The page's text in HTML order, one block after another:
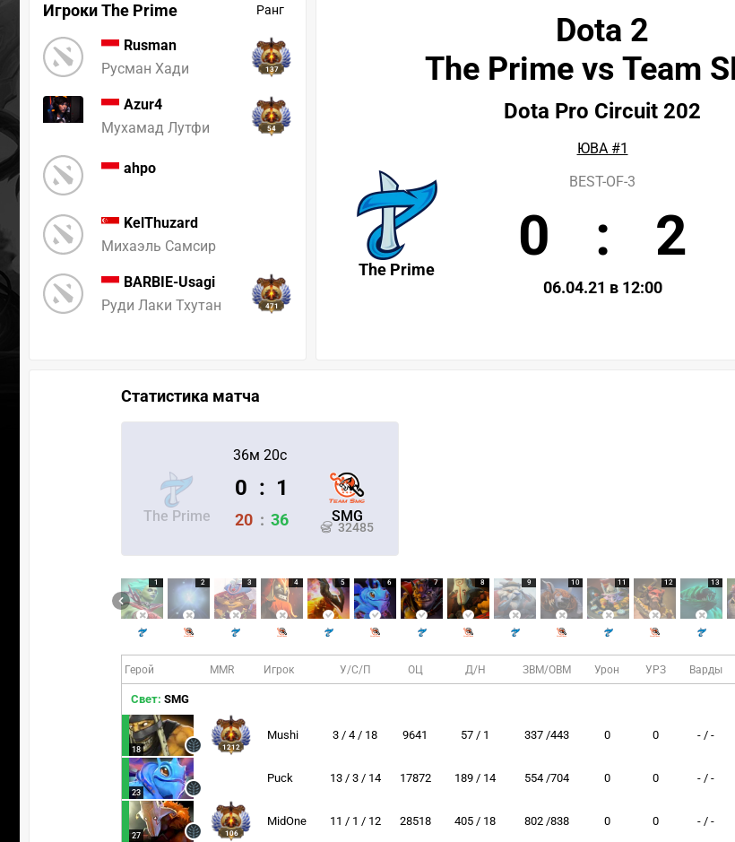
Игроки The Prime Ранг
Rusman
Русман Хади
137
Azur4
Мухамад Лутфи
54
ahpo
KelThuzard
Михаэль Самсир
BARBIE-Usagi
Руди Лаки Тхутан
471
Dota 2
The Prime vs Team
Dota Pro Circuit 202
ЮВА #1
The Prime
BEST-OF-3
0 : 2
06.04.21 в 12:00
Статистика матча
36м 20с
The Prime SMG
32485
0 : 1
20 : 36
1 2 3 4 5 6 7 8 9 10 11 12 13
Герой MMR Игрок У/С/П ОЦ Д/Н ЗВМ/ОВМ Урон УРЗ Варды
Свет: SMG
18 1212
Mushi 3 / 4 / 18 9641 57 / 1 337 /443 0 0 - / -
23
Puck 13 / 3 / 14 17872 189 / 14 554 /704 0 0 - / -
27 106
MidOne 11 / 1 / 12 28518 405 / 18 802 /838 0 0 - / -